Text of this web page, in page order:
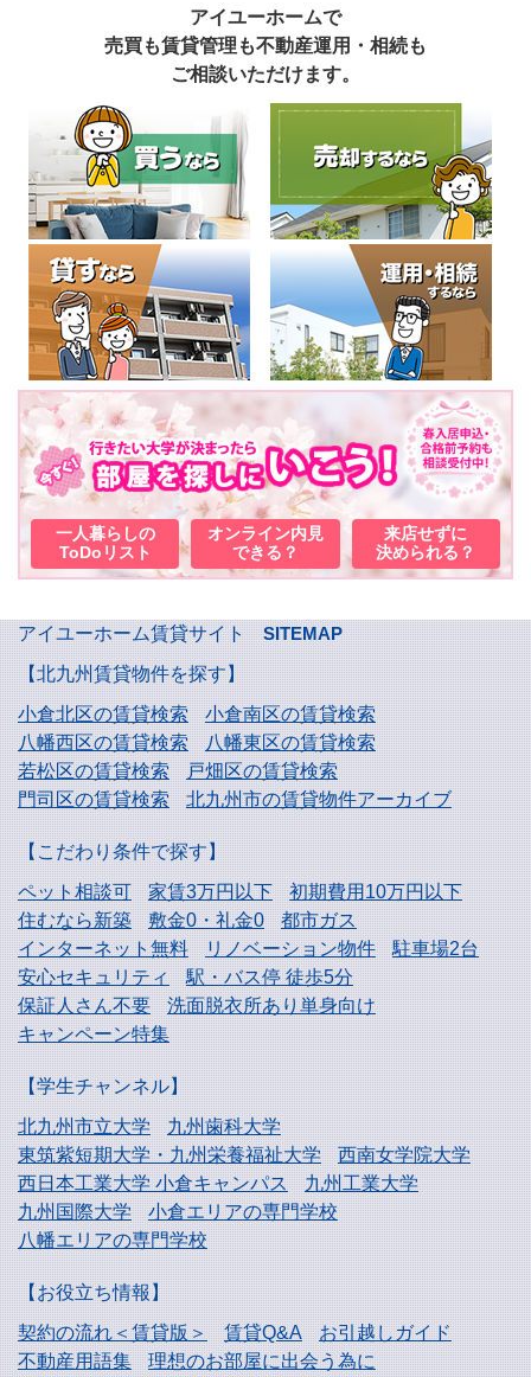
アイユーホームで
売買も賃貸管理も不動産運用・相続も
ご相談いただけます。
一人暮らしの
ToDoリスト
オンライン内見
できる？
来店せずに
決められる？
アイユーホーム賃貸サイト
SITEMAP
【北九州賃貸物件を探す】
小倉北区の賃貸検索
小倉南区の賃貸検索
八幡西区の賃貸検索
八幡東区の賃貸検索
若松区の賃貸検索
戸畑区の賃貸検索
門司区の賃貸検索
北九州市の賃貸物件アーカイブ
【こだわり条件で探す】
ペット相談可
家賃3万円以下
初期費用10万円以下
住むなら新築
敷金0・礼金0
都市ガス
インターネット無料
リノベーション物件
駐車場2台
安心セキュリティ
駅・バス停 徒歩5分
保証人さん不要
洗面脱衣所あり単身向け
キャンペーン特集
【学生チャンネル】
北九州市立大学
九州歯科大学
東筑紫短期大学・九州栄養福祉大学
西南女学院大学
西日本工業大学小倉キャンパス
九州工業大学
九州国際大学
小倉エリアの専門学校
八幡エリアの専門学校
【お役立ち情報】
契約の流れ＜賃貸版＞
賃貸Q&A
お引越しガイド
不動産用語集
理想のお部屋に出会う為に